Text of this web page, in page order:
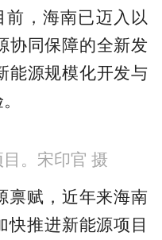
前，海南已迈入以
协同保障的全新发
能源规模化开发与
。宋印官 摄
禀赋，近年来海南
快推进新能源项目